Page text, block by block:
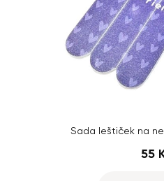
Sada leštiček na
55